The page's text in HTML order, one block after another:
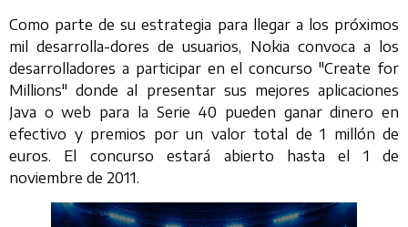
Como parte de su estrategia para llegar a los próximos
mil desarrolla-dores de usuarios, Nokia convoca a los
desarrolladores a participar en el concurso "Create for
Millions" donde al presentar sus mejores aplicaciones
Java o web para la Serie 40 pueden ganar dinero en
efectivo y premios por un valor total de 1 millón de
euros. El concurso estará abierto hasta el 1 de
noviembre de 2011.